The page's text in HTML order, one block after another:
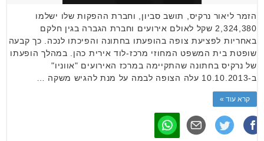
הזמר ליאור נרקיס, תושב סביון, וחברת ההפקות שלו ישלמו
2,324,380 שקל לאולם אירועים וחברת הגברה בגין חלקם
באחריות לפציעת צופה בהופעתו בחתונה והפיכתו לנכה. כך קבעה
שופטת בית המשפט המחוזי מרכז-לוד אירית כהן. במהלך הופעתו
של נרקיס בחתונה שהתקיימה במרכז האירועים "אווניו"
ב-10.10.2013 עלה הצופה לבמה על מנת להגיש משקה …
קרא עוד »